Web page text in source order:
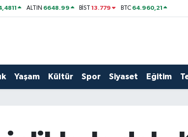
ALTIN 6648.99 BİST13.779 BTC 64.960,21
Yaşam Kültür Spor Siyaset Eğitim